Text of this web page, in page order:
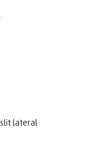
slit lateral